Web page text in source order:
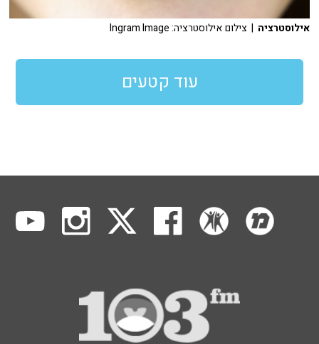
אילוסטרציה | צילום אילוסטרציה: Ingram Image
עוד קטעים